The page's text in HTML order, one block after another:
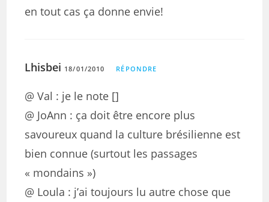
en tout cas ça donne envie!
Lhisbei 18/01/2010 RÉPONDRE
@ Val : je le note []
@ JoAnn : ça doit être encore plus
savoureux quand la culture brésilienne est
bien connue (surtout les passages
« mondains »)
@ Loula : j’ai toujours lu autre chose que